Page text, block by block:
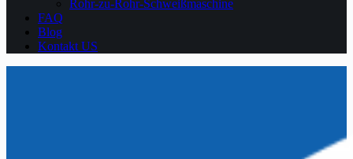
Rohr-zu-Rohr-Schweißmaschine
FAQ
Blog
Kontakt US